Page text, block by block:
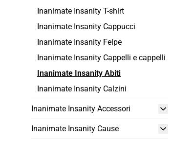
Inanimate Insanity T-shirt
Inanimate Insanity Cappucci
Inanimate Insanity Felpe
Inanimate Insanity Cappelli e cappelli
Inanimate Insanity Abiti
Inanimate Insanity Calzini
Inanimate Insanity Accessori
Inanimate Insanity Cause